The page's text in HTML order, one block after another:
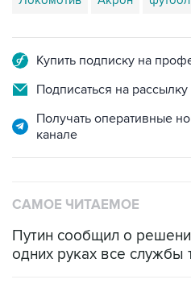
Купить подписку на
Подписаться на
Получать оперативные
канале
САМОЕ ЧИТАЕМОЕ
Путин сообщил о
одних руках все